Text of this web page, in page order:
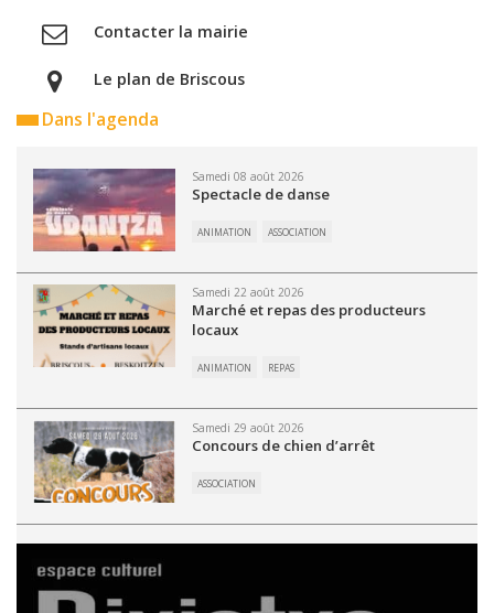
Contacter la mairie
Le plan de Briscous
Dans l'agenda
Samedi 08 août 2026
Spectacle de danse
ANIMATION ASSOCIATION
Samedi 22 août 2026
Marché et repas des producteurs
locaux
ANIMATION REPAS
Samedi 29 août 2026
Concours de chien d’arrêt
ASSOCIATION